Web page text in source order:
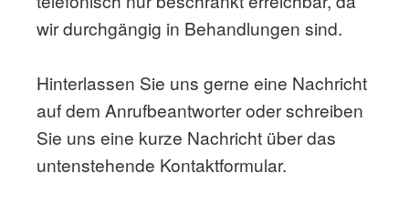
wir durchgängig in Behandlungen sind.
Hinterlassen Sie uns gerne eine Nachricht
auf dem Anrufbeantworter oder schreiben
Sie uns eine kurze Nachricht über das
untenstehende Kontaktformular.